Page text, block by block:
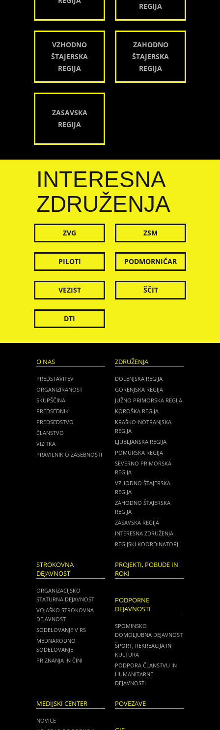
REGIJA
VZHODNO
ŠTAJERSKA
REGIJA
ZAHODNO
ŠTAJERSKA
REGIJA
ZASAVSKA
REGIJA
INTERESNA
ZDRUŽENJA
ZVG ZSM
PILOTI PODMORNIČAR
VEZIST ŠČIT
DTI
O NAS
PREDSTAVITEV
ORGANIZIRANOST
SKUPŠČINA
PREDSEDNIK
PREDSEDSTVO
ČLANSTVO
VIZITKA
PRAVILNIK O ZASEBNOSTI
ZDRUŽENJA
DOLENJSKA REGIJA
GORENJSKA REGIJA
JUŽNO PRIMORSKA REGIJA
KOROŠKA REGIJA
KRAŠKO-NOTRANJSKA
REGIJA
LJUBLJANSKA REGIJA
POMURSKA REGIJA
SEVERNO PRIMORSKA
REGIJA
VZHODNO ŠTAJERSKA
REGIJA
ZAHODNO ŠTAJERSKA
REGIJA
ZASAVSKA REGIJA
INTERESNA ZDRUŽENJA
REGIJSKI KOORDINATORJI
STROKOVNA
DEJAVNOST
ORGANIZACIJSKO
STATURNA DEJAVNOST
VOJAŠKO STROKOVNA
DEJAVNOST
SODELOVANJE V RS
MEDNARODNO
SODELOVANJE
PRIZNANJA IN ČINI
PROJEKTI, POBUDE IN
ROKI
PODPORNE
DEJAVNOSTI
SPOMINSKO
DOMOLJUBNA DEJAVNOST
ŠPORT, REKREACIJA IN
KULTURA
PODPORA ČLANSTVU IN
HUMANITARNE
DEJAVNOSTI
MEDIJSKI CENTER
NOVICE
POVEZAVE